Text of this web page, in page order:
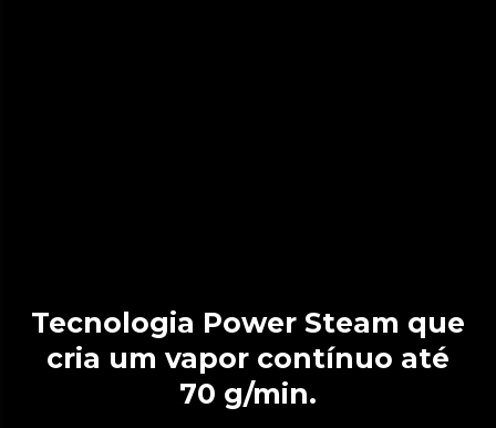
Tecnologia Power Steam que
cria um vapor contínuo até
70 g/min.